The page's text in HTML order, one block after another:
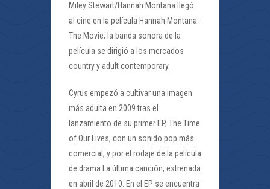
Miley Stewart/Hannah Montana llegó
al cine en la película Hannah Montana:
The Movie; la banda sonora de la
película se dirigió a los mercados
country y adult contemporary.
Cyrus empezó a cultivar una imagen
más adulta en 2009 tras el
lanzamiento de su primer EP, The Time
of Our Lives, con un sonido pop más
comercial, y por el rodaje de la película
de drama La última canción, estrenada
en abril de 2010. En el EP se encuentra